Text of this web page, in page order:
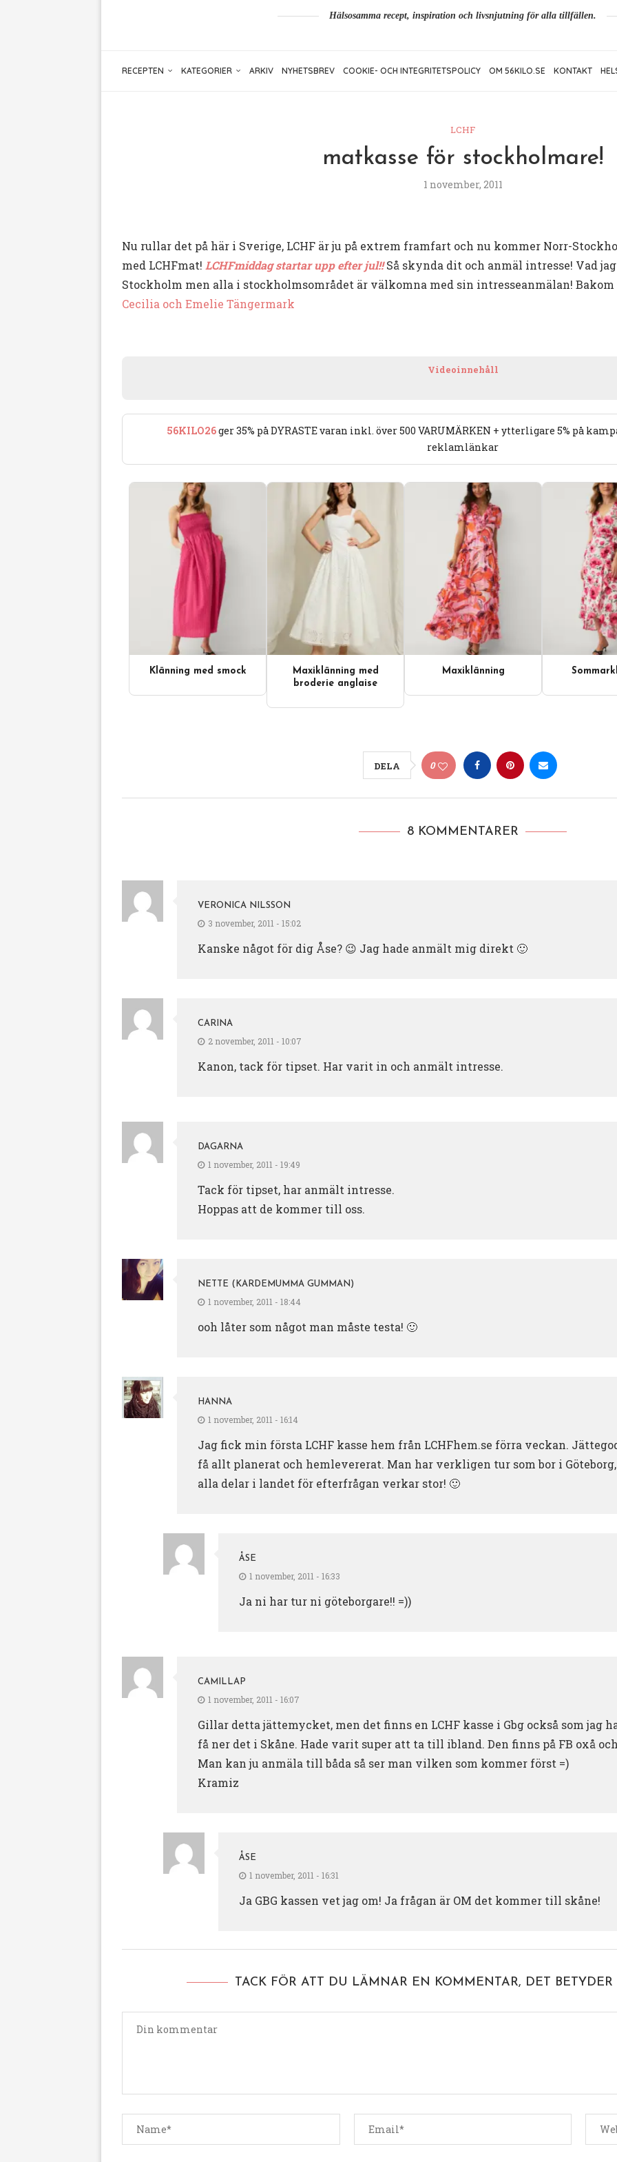
Hälsosamma recept, inspiration och livsnjutning för alla tillfällen.
RECEPTEN KATEGORIER ARKIV NYHETSBREV COOKIE- OCH INTEGRITETSPOLICY OM 56KILO.SE KONTAKT
LCHF
matkasse för stockholmare!
1 november, 2011
Nu rullar det på här i Sverige, LCHF är ju på extrem framfart och nu kommer Norr-
med LCHFmat! LCHFmiddag startar upp efter jul!!Så skynda dit och anmäl intresse! Vad
Stockholm men alla i stockholmsområdet är välkomna med sin intresseanmälan!
Cecilia och Emelie Tängermark
Videoinnehåll
56KILO26ger 35% på DYRASTE varan inkl. över 500 VARUMÄRKEN + ytterligare 5% på
reklamlänkar
Klänning med smock
Maxiklänning med
broderie anglaise
Maxiklänning
DELA 0
8 KOMMENTARER
VERONICA NILSSON
3 november, 2011 - 15:02
Kanske något för dig Åse? 😉 Jag hade anmält mig direkt 🙂
CARINA
2 november, 2011 - 10:07
Kanon, tack för tipset. Har varit in och anmält intresse.
DAGARNA
1 november, 2011 - 19:49
Tack för tipset, har anmält intresse.
Hoppas att de kommer till oss.
NETTE (KARDEMUMMA GUMMAN)
1 november, 2011 - 18:44
ooh låter som något man måste testa! 🙂
HANNA
1 november, 2011 - 16:14
Jag fick min första LCHF kasse hem från LCHFhem.se förra veckan.
få allt planerat och hemlevererat. Man har verkligen tur som bor i
alla delar i landet för efterfrågan verkar stor! 🙂
ÅSE
1 november, 2011 - 16:33
Ja ni har tur ni göteborgare!! =))
CAMILLAP
1 november, 2011 - 16:07
Gillar detta jättemycket, men det finns en LCHF kasse i Gbg också som
få ner det i Skåne. Hade varit super att ta till ibland. Den finns på FB oxå
Man kan ju anmäla till båda så ser man vilken som kommer först =)
Kramiz
ÅSE
1 november, 2011 - 16:31
Ja GBG kassen vet jag om! Ja frågan är OM det kommer till skåne!
TACK FÖR ATT DU LÄMNAR EN KOMMENTAR, DET BETYDER